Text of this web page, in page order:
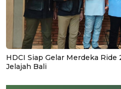
HDCI Siap Gelar Merdeka Ride
Jelajah Bali